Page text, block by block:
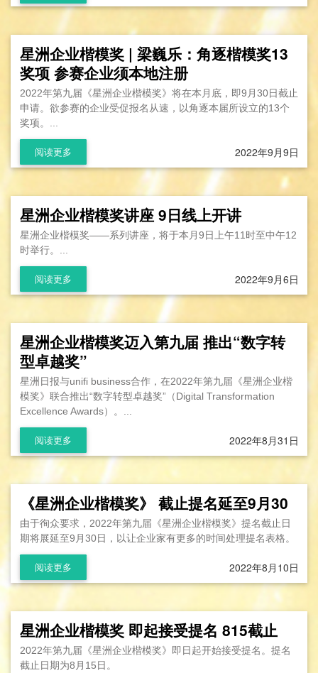
星洲企业楷模奖 | 梁巍乐：角逐楷模奖13
奖项 参赛企业须本地注册
2022年第九届《星洲企业楷模奖》将在本月底，即9月30日截止
申请。欲参赛的企业受促报名从速，以角逐本届所设立的13个
奖项。...
阅读更多 2022年9月9日
星洲企业楷模奖讲座 9日线上开讲
星洲企业楷模奖——系列讲座，将于本月9日上午11时至中午12
时举行。...
阅读更多 2022年9月6日
星洲企业楷模奖迈入第九届 推出“数字转
型卓越奖”
星洲日报与unifi business合作，在2022年第九届《星洲企业楷
模奖》联合推出“数字转型卓越奖”（Digital Transformation
Excellence Awards）。...
阅读更多 2022年8月31日
《星洲企业楷模奖》 截止提名延至9月30
由于徇众要求，2022年第九届《星洲企业楷模奖》提名截止日
期将展延至9月30日，以让企业家有更多的时间处理提名表格。
阅读更多 2022年8月10日
星洲企业楷模奖 即起接受提名 815截止
2022年第九届《星洲企业楷模奖》即日起开始接受提名。提名
截止日期为8月15日。